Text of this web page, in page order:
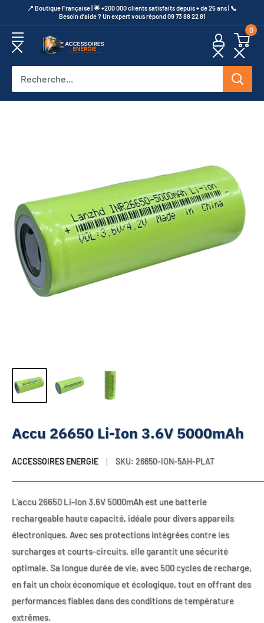
au
contenu
​📍​ Boutique Française | 🌟 +200 000 clients satisfaits depuis + de 25 ans | 📞​
Besoin d’aide ? Un expert vous répond 09 73 88 22 81
Accessoires
0
Accu 26650 Li-Ion 3.6V 5000mAh
ACCESSOIRES ENERGIE SKU: 26650-ION-5AH-PLAT
L'accu 26650 Li-Ion 3.6V 5000mAh est une batterie
rechargeable haute capacité, idéale pour divers appareils
électroniques. Avec ses protections intégrées contre les
surcharges et courts-circuits, elle garantit une sécurité
optimale. Sa longue durée de vie, avec 500 cycles de recharge,
en fait un choix économique et écologique, tout en offrant des
performances fiables dans des conditions de température
extrêmes.